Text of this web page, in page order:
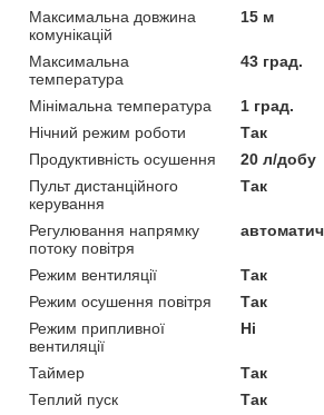
Максимальна довжина
комунікацій
15 м
Максимальна
температура
43 град.
Мінімальна температура
1 град.
Нічний режим роботи
Так
Продуктивність осушення
20 л/добу
Пульт дистанційного
керування
Так
Регулювання напрямку
потоку повітря
Режим вентиляції
Так
Режим осушення повітря
Так
Режим припливної
вентиляції
Ні
Таймер
Так
Теплий пуск
Так